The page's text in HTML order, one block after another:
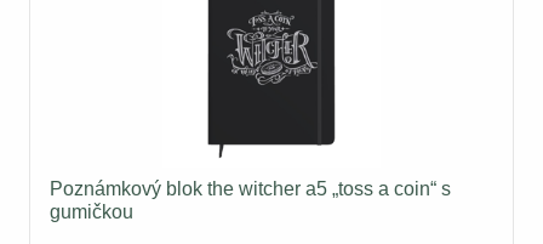
Poznámkový blok the witcher a5 „toss a coin“ s
gumičkou